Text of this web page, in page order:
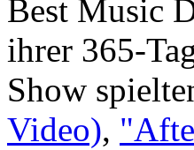
Best Music
ihrer 365-
Show
Video),